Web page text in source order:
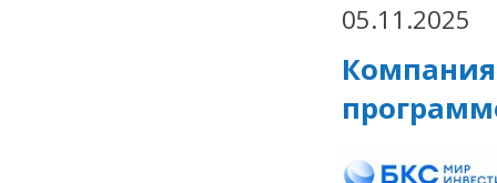
05.11.2025
Компания